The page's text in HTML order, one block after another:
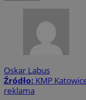
Oskar Labus
Źródło: KMP
reklama